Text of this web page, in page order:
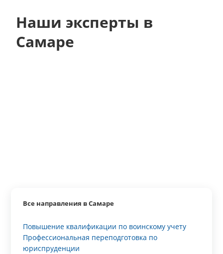
Наши эксперты в
Самаре
Все направления в Самаре
Повышение квалификации по воинскому учету
Профессиональная переподготовка по
юриспруденции